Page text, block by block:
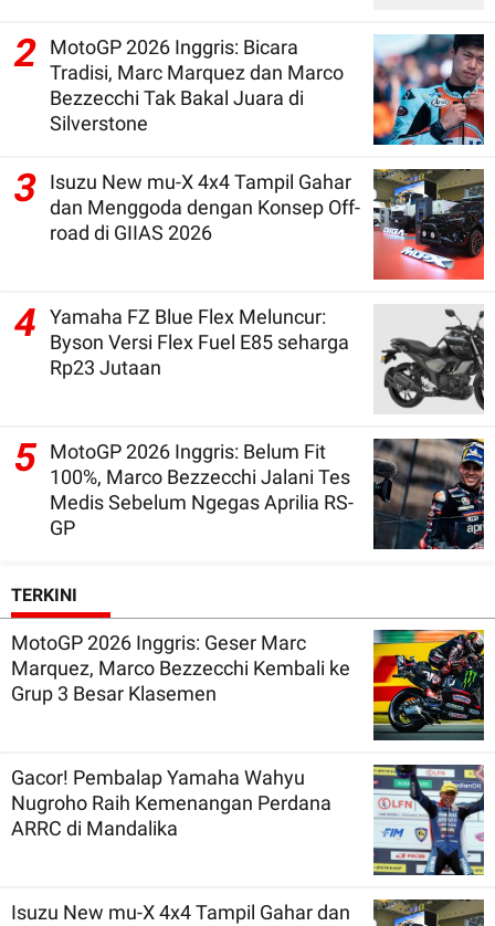
2
MotoGP 2026 Inggris: Bicara
Tradisi, Marc Marquez dan Marco
Bezzecchi Tak Bakal Juara di
Silverstone
3
Isuzu New mu-X 4x4 Tampil Gahar
dan Menggoda dengan Konsep Off-
road di GIIAS 2026
4
Yamaha FZ Blue Flex Meluncur:
Byson Versi Flex Fuel E85 seharga
Rp23 Jutaan
5 MotoGP 2026 Inggris: Belum Fit
100%, Marco Bezzecchi Jalani Tes
Medis Sebelum Ngegas Aprilia RS-
GP
TERKINI
MotoGP 2026 Inggris: Geser Marc
Marquez, Marco Bezzecchi Kembali ke
Grup 3 Besar Klasemen
Gacor! Pembalap Yamaha Wahyu
Nugroho Raih Kemenangan Perdana
ARRC di Mandalika
Isuzu New mu-X 4x4 Tampil Gahar dan